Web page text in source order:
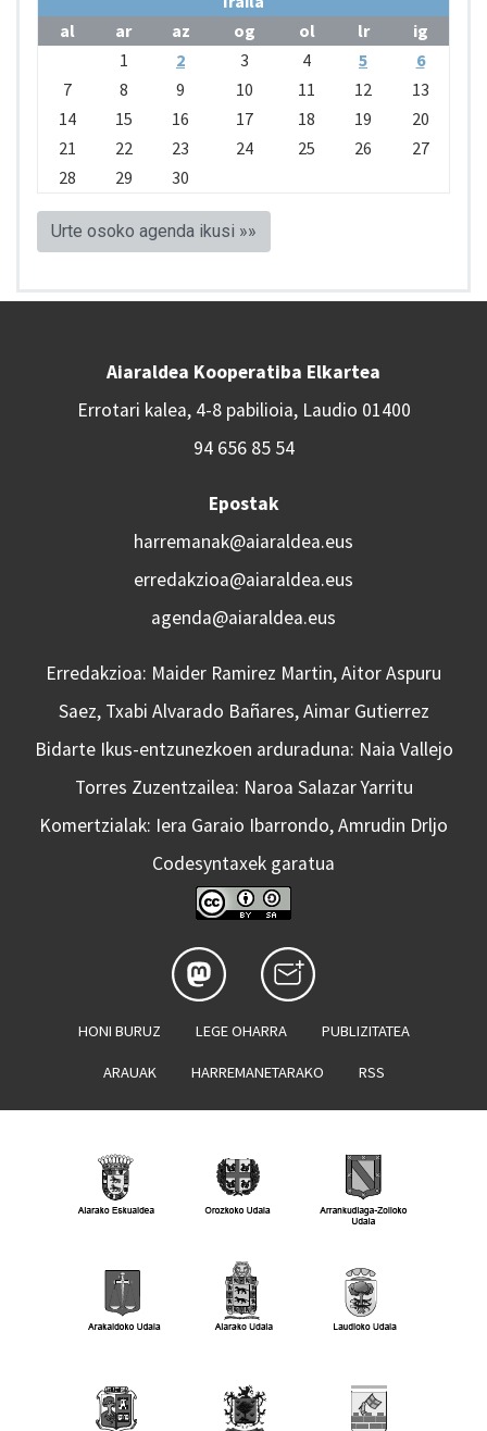
al
ar az og ol lr
ig
1
2 3 4 5
6
7
8 9 10 11 12
13
14
15 16 17 18 19
20
21
22 23 24 25 26
27
28
29 30
Urte osoko agenda ikusi »»
Aiaraldea Kooperatiba Elkartea
Errotari kalea, 4-8 pabilioia, Laudio 01400
94 656 85 54
Epostak
harremanak@aiaraldea.eus
erredakzioa@aiaraldea.eus
agenda@aiaraldea.eus
Erredakzioa: Maider Ramirez Martin, Aitor Aspuru
Saez, Txabi Alvarado Bañares, Aimar Gutierrez
Bidarte Ikus-entzunezkoen arduraduna: Naia Vallejo
Torres Zuzentzailea: Naroa Salazar Yarritu
Komertzialak: Iera Garaio Ibarrondo, Amrudin Drljo
Codesyntaxek garatua
HONI BURUZ LEGE OHARRA PUBLIZITATEA
ARAUAK HARREMANETARAKO RSS